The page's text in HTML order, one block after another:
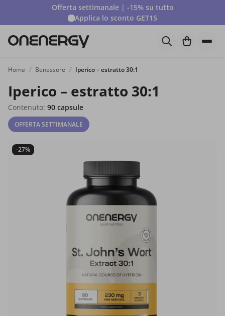
Offerta settimanale | -15% su tutto
Applica lo sconto GET15
Home Benessere Iperico – estratto 30:1
Iperico – estratto 30:1
Contenuto: 90 capsule
OFFERTA SETTIMANALE
-27%